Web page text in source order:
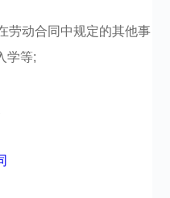
劳动合同中规定的其他事
学等;